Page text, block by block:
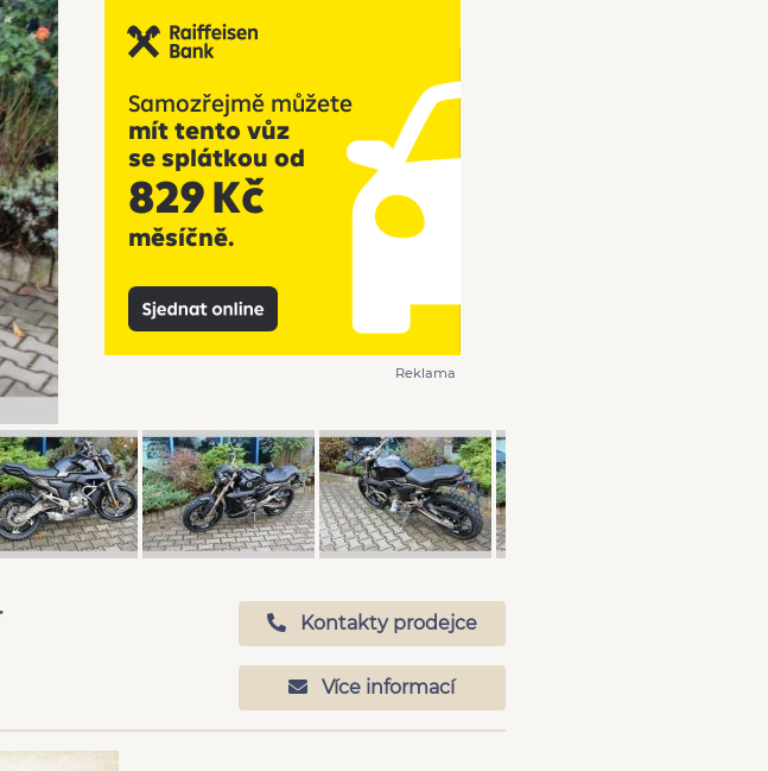
Reklama
Kontakty prodejce
Více informací